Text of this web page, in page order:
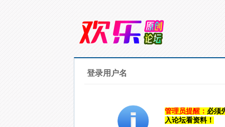
登录用户名
管理员提醒： 必须
入论坛看资料！